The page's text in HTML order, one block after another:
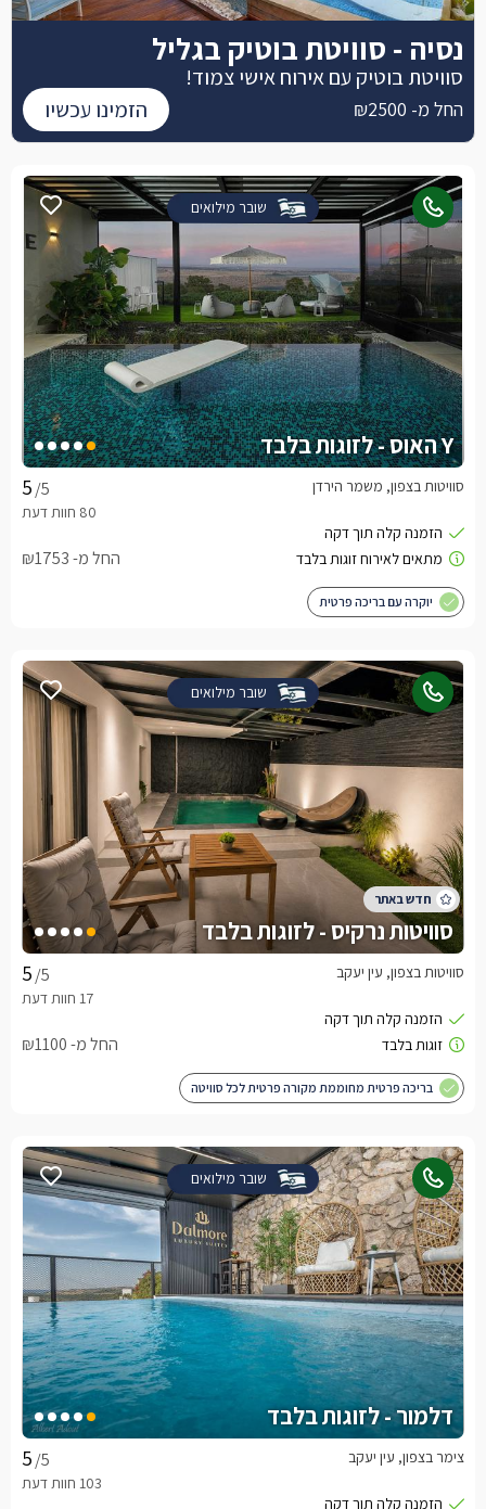
שובר מילואים
Y האוס - לזוגות בלבד
/5 סוויטות בצפון, משמר הירדן
החל מ- ₪1753
יוקרה עם בריכה פרטית
שובר מילואים
סוויטות נרקיס - לזוגות בלבד
/5 סוויטות בצפון, עין יעקב
החל מ- ₪1100
בריכה פרטית מחוממת מקורה פרטית לכל סוויטה
שובר מילואים
דלמור - לזוגות בלבד
/5 צימר בצפון, עין יעקב
נסיה - סוויטת בוטיק בגליל
סוויטת בוטיק עם אירוח אישי צמוד!
החל מ- ₪2500 הזמינו עכשיו